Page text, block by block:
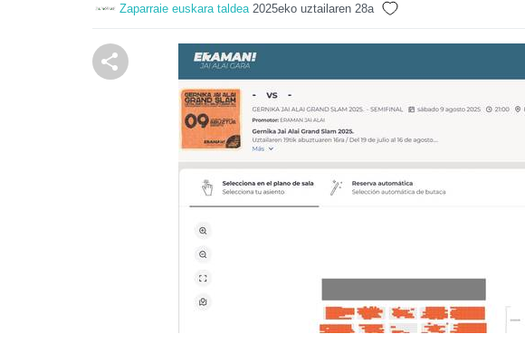
Zaparraie euskara taldea 2025eko uztailaren 28a